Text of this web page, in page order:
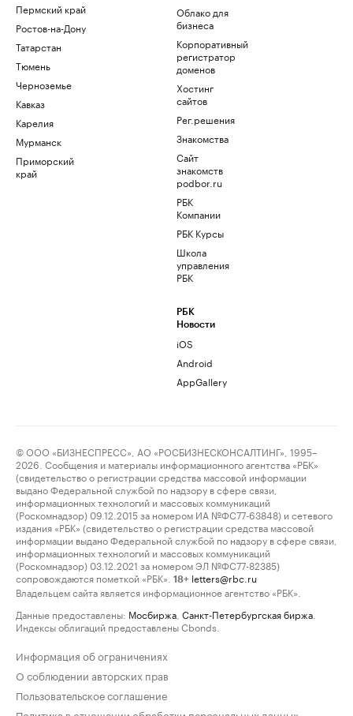
Пермский край
Ростов-на-Дону
Татарстан
Тюмень
Черноземье
Кавказ
Карелия
Мурманск
Приморский
край
Облако для
бизнеса
Корпоративный
регистратор
доменов
Хостинг
сайтов
Рег.решения
Знакомства
Сайт
знакомств
podbor.ru
РБК
Компании
РБК Курсы
Школа
управления
РБК
РБК
Новости
iOS
Android
AppGallery
© ООО «БИЗНЕСПРЕСС», АО «РОСБИЗНЕСКОНСАЛТИНГ», 1995–
2026. Сообщения и материалы информационного агентства «РБК»
(свидетельство о регистрации средства массовой информации
выдано Федеральной службой по надзору в сфере связи,
информационных технологий и массовых коммуникаций
(Роскомнадзор) 09.12.2015 за номером ИА №ФС77-63848) и сетевого
издания «РБК» (свидетельство о регистрации средства массовой
информации выдано Федеральной службой по надзору в сфере связи,
информационных технологий и массовых коммуникаций
(Роскомнадзор) 03.12.2021 за номером ЭЛ №ФС77-82385)
сопровождаются пометкой «РБК».
18+ letters@rbc.ru
Владельцем сайта является информационное агентство «РБК».
Данные предоставлены: Мосбиржа Санкт-Петербургская биржа
Индексы облигаций предоставлены Cbonds.
Информация об ограничениях
О соблюдении авторских прав
Пользовательское соглашение